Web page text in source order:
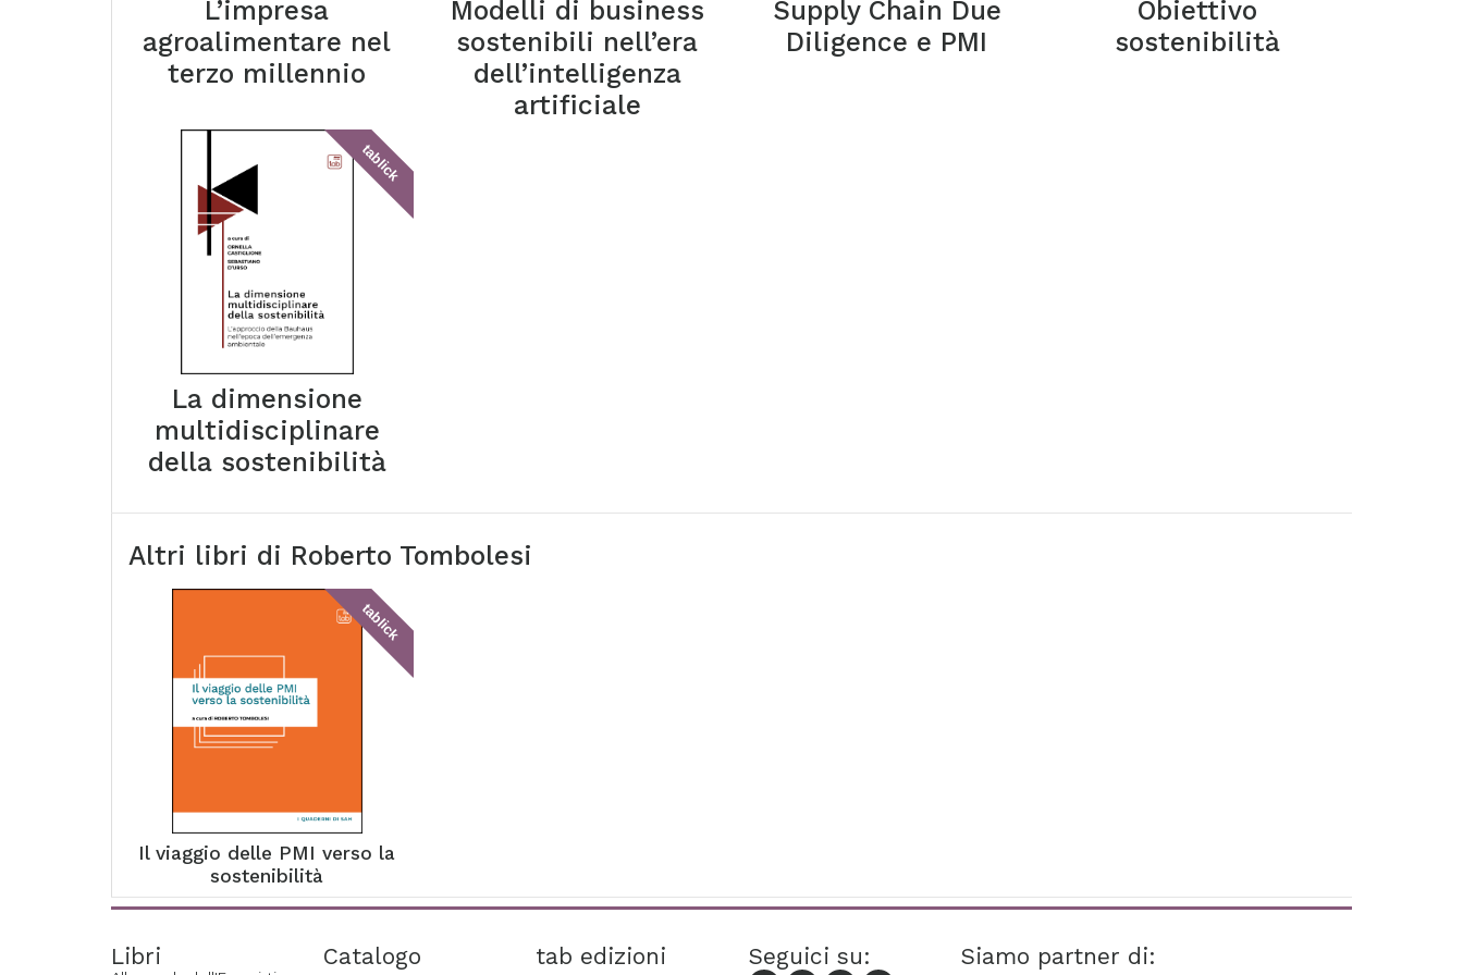
L’impresa
agroalimentare nel
terzo millennio
Modelli di business
sostenibili nell’era
dell’intelligenza
artificiale
Supply Chain Due
Diligence e PMI
Obiettivo
sostenibilità
tablick
La dimensione
multidisciplinare
della sostenibilità
Altri libri di Roberto Tombolesi
tablick
Il viaggio delle PMI verso la
sostenibilità
Libri Catalogo tab edizioni Seguici su: Siamo partner di: